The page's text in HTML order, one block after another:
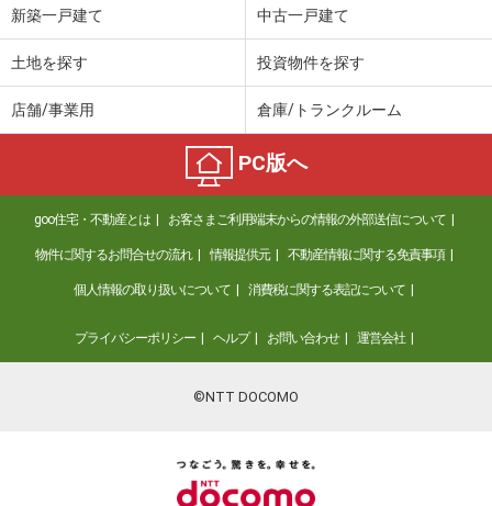
新築一戸建て 中古一戸建て
土地を探す 投資物件を探す
店舗/事業用 倉庫/トランクルーム
PC版へ
goo住宅・不動産とは お客さまご利用端末からの情報の外部送信について
物件に関するお問合せの流れ 情報提供元 不動産情報に関する免責事項
個人情報の取り扱いについて 消費税に関する表記について
プライバシーポリシー ヘルプ お問い合わせ 運営会社
©NTT DOCOMO